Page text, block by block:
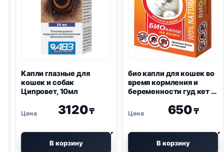
Капли глазные для
кошек и собак
Ципровет, 10мл
3120₸
В корзину
био капли для кошек во
время кормления и
беременности гуд кет 1
650₸
В корзину